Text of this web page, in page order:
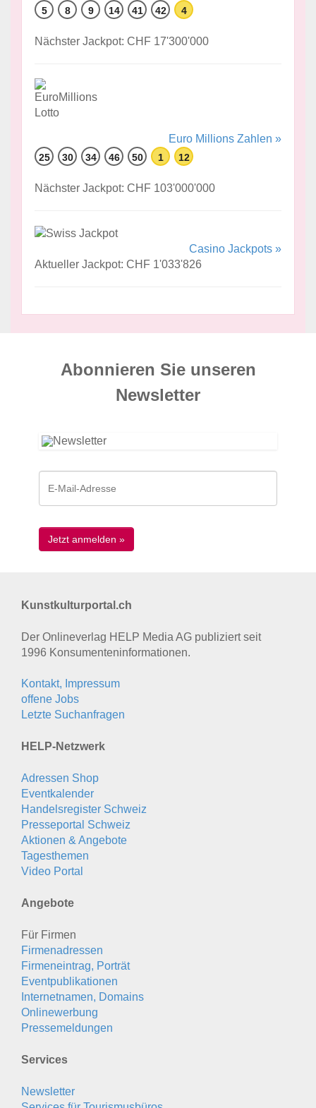
5 8 9 14 41 42 4
Nächster Jackpot: CHF 17'300'000
Euro Millions Zahlen »
25 30 34 46 50 1 12
Nächster Jackpot: CHF 103'000'000
Casino Jackpots »
Aktueller Jackpot: CHF 1'033'826
Abonnieren Sie unseren
News­letter
Kunstkulturportal.ch
Der Onlineverlag HELP Media AG publiziert seit
1996 Konsumenten­informationen.
Kontakt, Impressum
offene Jobs
Letzte Suchanfragen
HELP-Netzwerk
Adressen Shop
Eventkalender
Handelsregister Schweiz
Presseportal Schweiz
Aktionen & Angebote
Tagesthemen
Video Portal
Angebote
Für Firmen
Firmenadressen
Firmeneintrag, Porträt
Eventpublikationen
Internetnamen, Domains
Onlinewerbung
Pressemeldungen
Services
Newsletter